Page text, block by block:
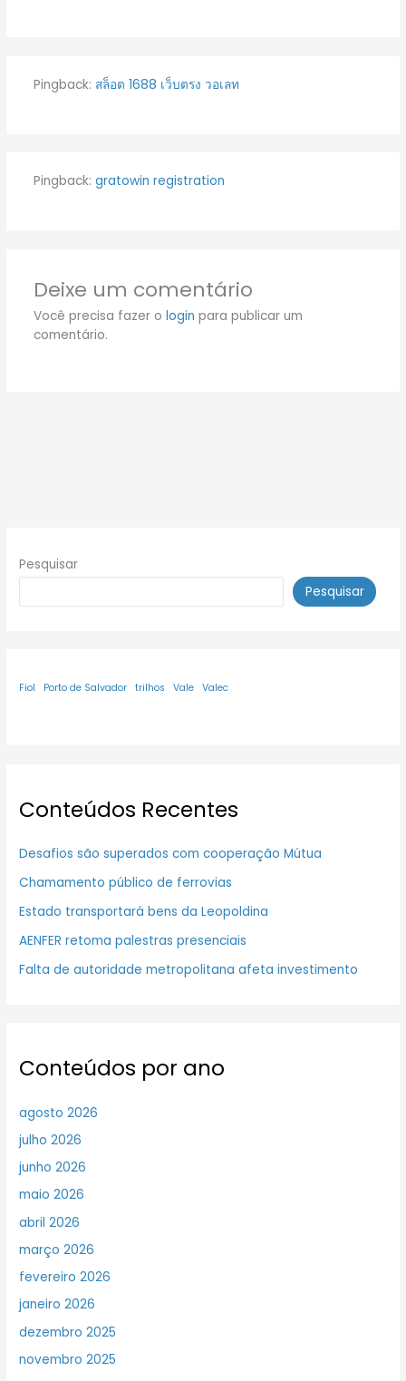
Pingback: สล็อต 1688 เว็บตรง วอเลท
Pingback: gratowin registration
Deixe um comentário
Você precisa fazer o login para publicar um
comentário.
Pesquisar
Pesquisar
Fiol Porto de Salvador trilhos Vale Valec
Conteúdos Recentes
Desafios são superados com cooperação Mútua
Chamamento público de ferrovias
Estado transportará bens da Leopoldina
AENFER retoma palestras presenciais
Falta de autoridade metropolitana afeta investimento
Conteúdos por ano
agosto 2026
julho 2026
junho 2026
maio 2026
abril 2026
março 2026
fevereiro 2026
janeiro 2026
dezembro 2025
novembro 2025